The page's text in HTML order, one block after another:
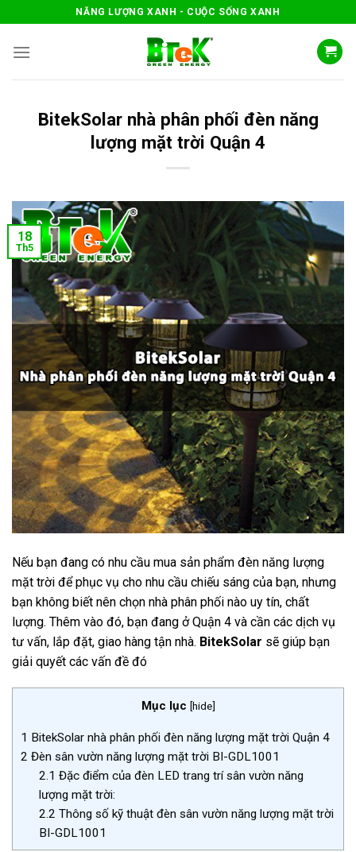
content
NĂNG LƯỢNG XANH - CUỘC SỐNG XANH
BitekSolar nhà phân phối đèn năng
lượng mặt trời Quận 4
18
Th5
Nếu bạn đang có nhu cầu mua sản phẩm đèn năng lượng
mặt trời để phục vụ cho nhu cầu chiếu sáng của bạn, nhưng
bạn không biết nên chọn nhà phân phối nào uy tín, chất
lượng. Thêm vào đó, bạn đang ở Quận 4 và cần các dịch vụ
tư vấn, lắp đặt, giao hàng tận nhà. BitekSolar sẽ giúp bạn
giải quyết các vấn đề đó
Mục lục [hide]
1 BitekSolar nhà phân phối đèn năng lượng mặt trời Quận 4
2 Đèn sân vườn năng lượng mặt trời BI-GDL1001
2.1 Đặc điểm của đèn LED trang trí sân vườn năng
lượng mặt trời:
2.2 Thông số kỹ thuật đèn sân vườn năng lượng mặt trời
BI-GDL1001